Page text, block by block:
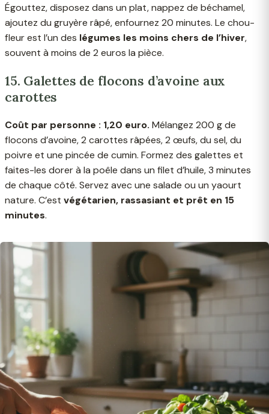
Égouttez, disposez dans un plat, nappez de béchamel,
ajoutez du gruyère râpé, enfournez 20 minutes. Le chou-
fleur est l’un des légumes les moins chers de l’hiver,
souvent à moins de 2 euros la pièce.
15. Galettes de flocons d’avoine aux
carottes
Coût par personne : 1,20 euro. Mélangez 200 g de
flocons d’avoine, 2 carottes râpées, 2 œufs, du sel, du
poivre et une pincée de cumin. Formez des galettes et
faites-les dorer à la poêle dans un filet d’huile, 3 minutes
de chaque côté. Servez avec une salade ou un yaourt
nature. C’est végétarien, rassasiant et prêt en 15
minutes.